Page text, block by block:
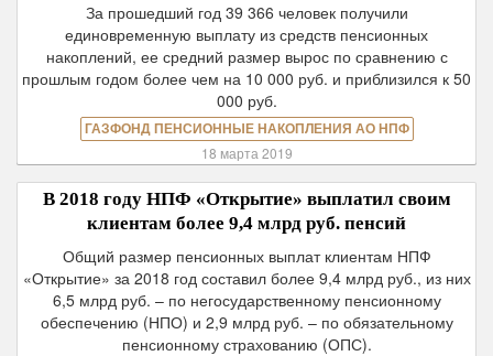
За прошедший год 39 366 человек получили
единовременную выплату из средств пенсионных
накоплений, ее средний размер вырос по сравнению с
прошлым годом более чем на 10 000 руб. и приблизился к 50
000 руб.
ГАЗФОНД ПЕНСИОННЫЕ НАКОПЛЕНИЯ АО НПФ
18 марта 2019
В 2018 году НПФ «Открытие» выплатил своим
клиентам более 9,4 млрд руб. пенсий
Общий размер пенсионных выплат клиентам НПФ
«Открытие» за 2018 год составил более 9,4 млрд руб., из них
6,5 млрд руб. – по негосударственному пенсионному
обеспечению (НПО) и 2,9 млрд руб. – по обязательному
пенсионному страхованию (ОПС).